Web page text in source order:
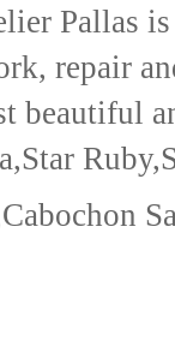
Pallas
repair
beautiful